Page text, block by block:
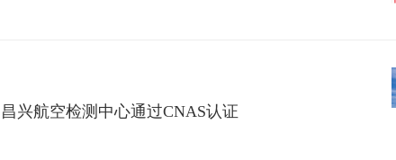
昌兴航空检测中心通过CNAS认证